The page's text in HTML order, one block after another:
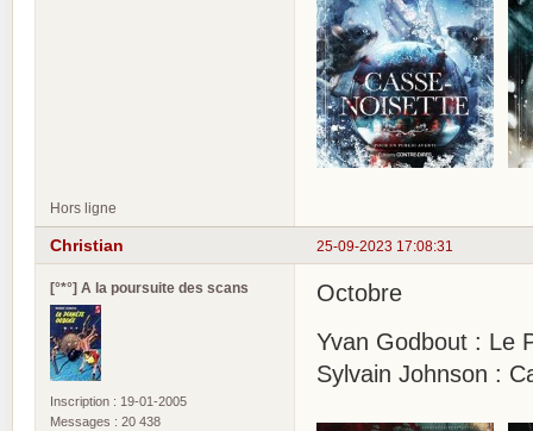
Hors ligne
25-09-2023 17:08:31
Christian
[°*°] A la poursuite des scans
Inscription : 19-01-2005
Messages : 20 438
Octobre
Yvan Godbout : Le
Sylvain Johnson :